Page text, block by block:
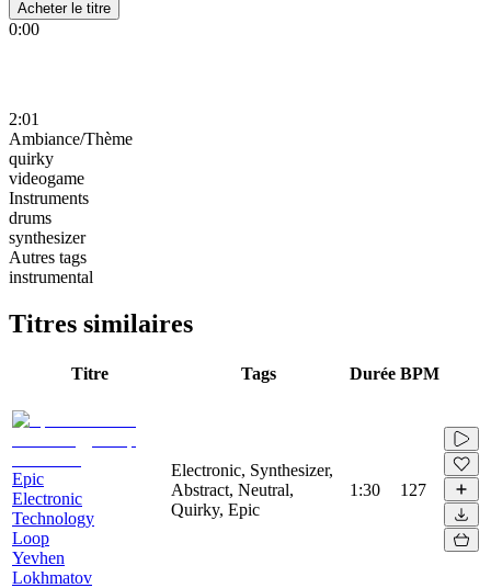
Acheter le titre
0:00
2:01
Ambiance/Thème
quirky
videogame
Instruments
drums
synthesizer
Autres tags
instrumental
Titres similaires
Titre Tags Durée BPM
Epic
Electronic
Technology
Loop
Yevhen
Lokhmatov
Electronic, Synthesizer,
Abstract, Neutral,
Quirky, Epic
1:30 127